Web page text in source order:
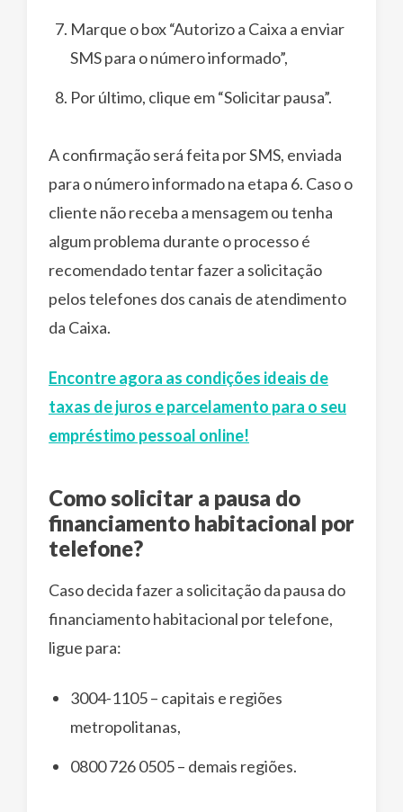
Marque o box “Autorizo a Caixa a enviar
SMS para o número informado”,
Por último, clique em “Solicitar pausa”.
A confirmação será feita por SMS, enviada
para o número informado na etapa 6. Caso o
cliente não receba a mensagem ou tenha
algum problema durante o processo é
recomendado tentar fazer a solicitação
pelos telefones dos canais de atendimento
da Caixa.
Encontre agora as condições ideais de
taxas de juros e parcelamento para o seu
empréstimo pessoal online!
Como solicitar a pausa do
financiamento habitacional por
telefone?
Caso decida fazer a solicitação da pausa do
financiamento habitacional por telefone,
ligue para:
3004-1105 – capitais e regiões
metropolitanas,
0800 726 0505 – demais regiões.